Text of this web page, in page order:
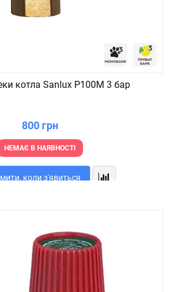
котла Sanlux P100M 3 бар
800 грн
НЕМАЄ В НАЯВНОСТІ
коли з'явиться